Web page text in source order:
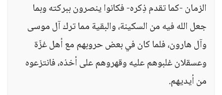
الزمان -كما تقدم ذِكره- فكانوا ينصرون ببركته وبما
جعل الله فيه من السكينة، والبقية مما ترك آل موسى
وآل هارون، فلما كان في بعض حروبهم مع أهل غزّة
وعسقلان غلبوهم عليه وقهروهم على أخذه، فانتزعوه
من أيديهم.